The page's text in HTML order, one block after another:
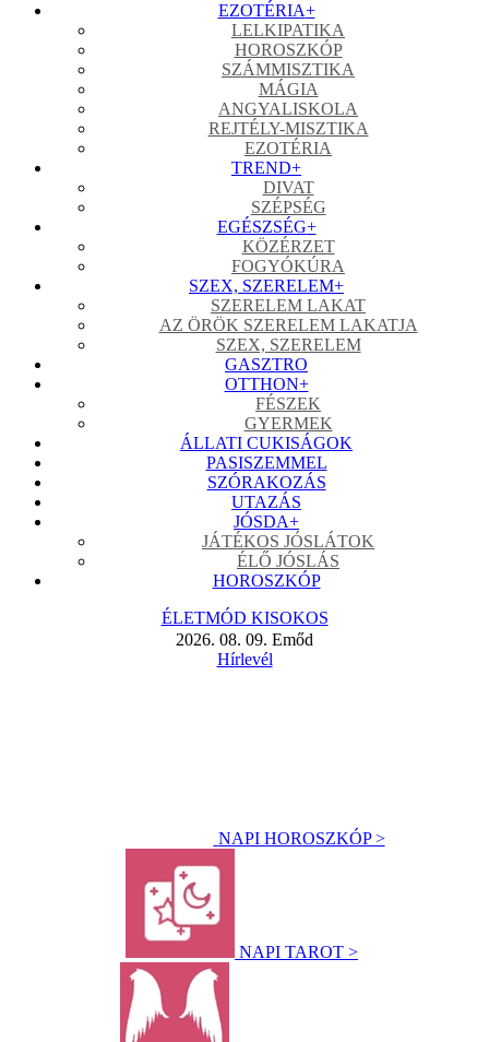
EZOTÉRIA+
LELKIPATIKA
HOROSZKÓP
SZÁMMISZTIKA
MÁGIA
ANGYALISKOLA
REJTÉLY-MISZTIKA
EZOTÉRIA
TREND+
DIVAT
SZÉPSÉG
EGÉSZSÉG+
KÖZÉRZET
FOGYÓKÚRA
SZEX, SZERELEM+
SZERELEM LAKAT
AZ ÖRÖK SZERELEM LAKATJA
SZEX, SZERELEM
GASZTRO
OTTHON+
FÉSZEK
GYERMEK
ÁLLATI CUKISÁGOK
PASISZEMMEL
SZÓRAKOZÁS
UTAZÁS
JÓSDA+
JÁTÉKOS JÓSLÁTOK
ÉLŐ JÓSLÁS
HOROSZKÓP
ÉLETMÓD KISOKOS
2026. 08. 09. Emőd
Hírlevél
NAPI HOROSZKÓP >
NAPI TAROT >